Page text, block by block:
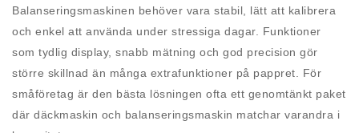
Balanseringsmaskinen behöver vara stabil, lätt att kalibrera
och enkel att använda under stressiga dagar. Funktioner
som tydlig display, snabb mätning och god precision gör
större skillnad än många extrafunktioner på pappret. För
småföretag är den bästa lösningen ofta ett genomtänkt paket
där däckmaskin och balanseringsmaskin matchar varandra i